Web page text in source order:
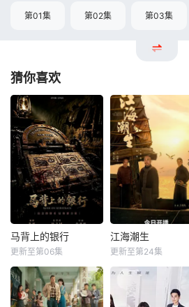
第01集 第02集 第03集
猜你喜欢
马背上的银行
更新至第06集
江海潮生
更新至第24集